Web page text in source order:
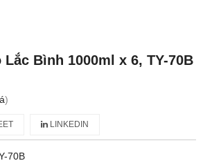
Bình 1000ml x 6, TY-70B
)
LINKEDIN
70B